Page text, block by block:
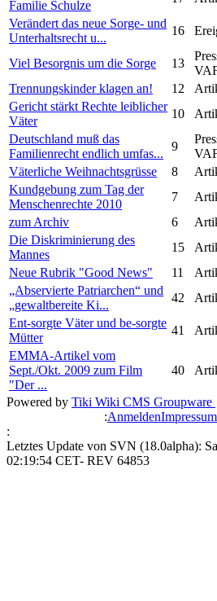
Familie Schulze
Verändert das neue Sorge- und
Unterhaltsrecht u...
16
Viel Besorgnis um die Sorge 13
Trennungskinder klagen an!
12
Gericht stärkt Rechte leiblicher
Väter
10
Deutschland muß das
Familienrecht endlich umfas...
9
Väterliche Weihnachtsgrüsse
8
Kundgebung zum Tag der
Menschenrechte 2010
7
zum Archiv
6
Die Diskriminierung des
Mannes
15
Neue Rubrik "Good News"
11
„Abservierte Patriarchen“ und
„gewaltbereite Ki...
42
Ent-sorgte Väter und be-sorgte
Mütter
41
EMMA-Artikel vom
Sept./Okt. 2009 zum Film
"Der ...
40
Powered by Tiki Wiki CMS Groupware
:AnmeldenImpressum
:
Letztes Update von SVN (18.0alpha):
02:19:54 CET- REV 64853